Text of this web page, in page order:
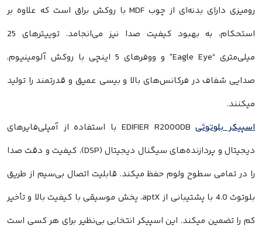
رومیزی دارای بدنه‌ای از چوب MDF با روکش براق است که علاوه بر
استحکام، به بهبود کیفیت صدا نیز می‌انجامد. توییترهای 25
میلی‌متری “Eagle Eye” و ووفرهای 5 اینچی با روکش آلومینیوم،
صدایی شفاف در فرکانس‌های بالا و بیسی عمیق و قدرتمند را تولید
میکنند.
اسپیکر بلوتوثی
EDIFIER R2000DB با استفاده از آمپلی‌فایرهای
دیجیتال و پردازنده‌های سیگنال دیجیتال (DSP)، کیفیت و دقت صدا
را در تمامی سطوح ولوم حفظ میکند. قابلیت اتصال بی‌سیم از طریق
بلوتوث 4.0 با پشتیبانی از aptX، پخش موسیقی با کیفیت بالا و تأخیر
کم را تضمین میکند. این اسپیکر انتخابی بی‌نظیر برای هر کسی است